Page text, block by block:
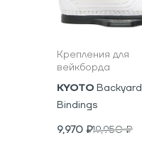
Крепления для
вейкборда
KYOTO Backyard
Bindings
9,970 ₽19,950₽